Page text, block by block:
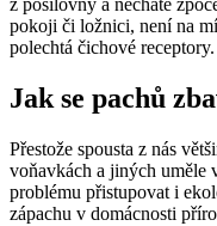
z posilovny a necháte
pokoji či ložnici, není na
polechtá čichové receptory.
Jak se pachů
Přestože spousta z nás
voňavkách a jiných uměle
problému přistupovat i
zápachu v domácnosti